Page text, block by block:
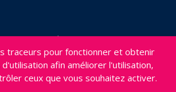
traceurs pour fonctionner et obtenir
afin améliorer l'utilisation,
ceux que vous souhaitez activer.
MENTIONS LÉGALES
PLAN DU SITE
CRÉDITS
PROJETS